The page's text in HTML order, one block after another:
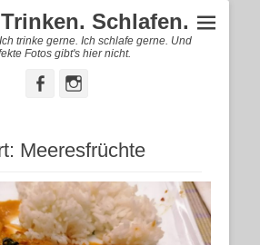
Schlafen.
trinke gerne. Ich schlafe gerne. Und
Fotos gibt's hier nicht.
FacebookInstagram
Meeresfrüchte